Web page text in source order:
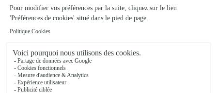
Amaryllis Fleurs
Jarville la Malgrange
★★★★★4.8 (67)
115, rue de la République C. Cial INTERMARCHE
Voir la boutique